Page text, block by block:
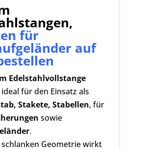
für
auf
Edelstahlvollstange
für den Einsatz als
Stakete, Stabellen, für
sowie
.
Geometrie wirkt